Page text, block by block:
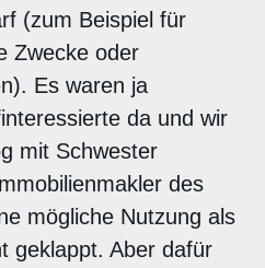
(zum Beispiel für
Zwecke oder
Es waren ja
da und wir
mit Schwester
des
mögliche Nutzung als
geklappt. Aber dafür